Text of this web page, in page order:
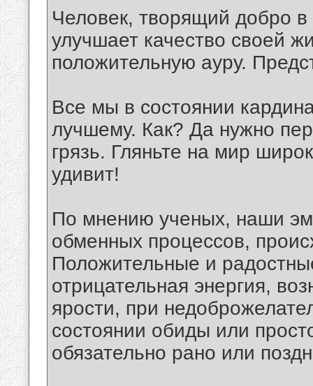
Человек, творящий добро
улучшает качество своей
положительную ауру.
Все мы в состоянии
лучшему. Как? Да нужно
грязь. Гляньте на мир
удивит!
По мнению ученых, наши
обменных процессов,
Положительные и
отрицательная энергия,
ярости, при
состоянии обиды или
обязательно рано или